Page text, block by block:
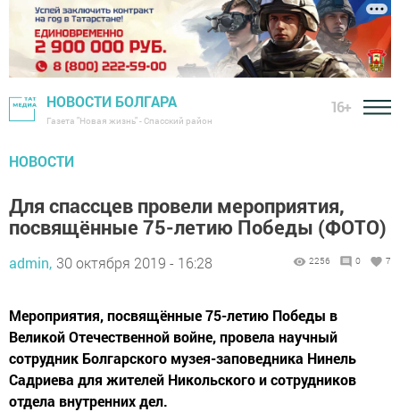
НОВОСТИ БОЛГАРА
Газета "Новая жизнь" - Спасский район
16+
НОВОСТИ
Для спассцев провели мероприятия,
посвящённые 75-летию Победы (ФОТО)
admin, 30 октября 2019 - 16:28 2256 0 7
Мероприятия, посвящённые 75-летию Победы в
Великой Отечественной войне, провела научный
сотрудник Болгарского музея-заповедника Нинель
Садриева для жителей Никольского и сотрудников
отдела внутренних дел.